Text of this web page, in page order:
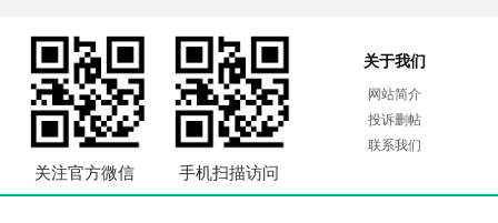
关注官方微信 手机扫描访问
关于我们
网站简介
投诉删帖
联系我们